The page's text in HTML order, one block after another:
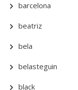
barcelona
beatriz
bela
belasteguin
black